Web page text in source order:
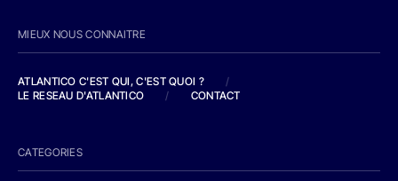
MIEUX NOUS CONNAITRE
ATLANTICO C'EST QUI, C'EST QUOI ?
/
LE RESEAU D'ATLANTICO
/ CONTACT
CATEGORIES